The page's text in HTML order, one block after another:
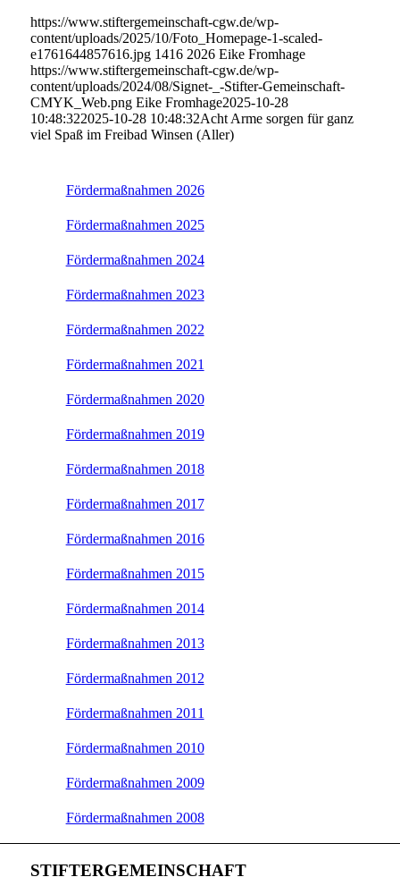
https://www.stiftergemeinschaft-cgw.de/wp-
content/uploads/2025/10/Foto_Homepage-1-scaled-
e1761644857616.jpg 1416 2026 Eike Fromhage
https://www.stiftergemeinschaft-cgw.de/wp-
content/uploads/2024/08/Signet-_-Stifter-Gemeinschaft-
CMYK_Web.png Eike Fromhage2025-10-28
10:48:322025-10-28 10:48:32Acht Arme sorgen für ganz
viel Spaß im Freibad Winsen (Aller)
Fördermaßnahmen 2026
Fördermaßnahmen 2025
Fördermaßnahmen 2024
Fördermaßnahmen 2023
Fördermaßnahmen 2022
Fördermaßnahmen 2021
Fördermaßnahmen 2020
Fördermaßnahmen 2019
Fördermaßnahmen 2018
Fördermaßnahmen 2017
Fördermaßnahmen 2016
Fördermaßnahmen 2015
Fördermaßnahmen 2014
Fördermaßnahmen 2013
Fördermaßnahmen 2012
Fördermaßnahmen 2011
Fördermaßnahmen 2010
Fördermaßnahmen 2009
Fördermaßnahmen 2008
STIFTERGEMEINSCHAFT